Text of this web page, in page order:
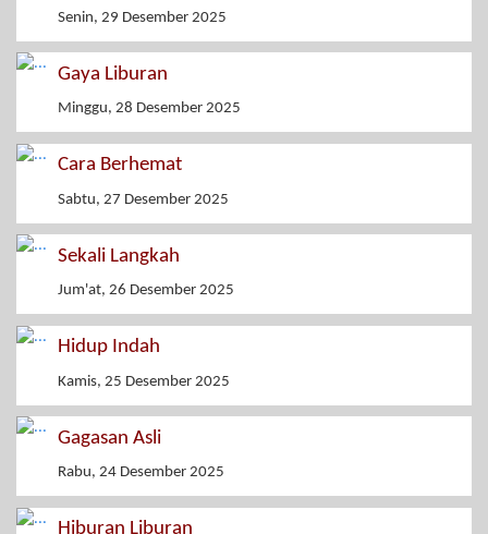
Senin, 29 Desember 2025
Gaya Liburan
Minggu, 28 Desember 2025
Cara Berhemat
Sabtu, 27 Desember 2025
Sekali Langkah
Jum'at, 26 Desember 2025
Hidup Indah
Kamis, 25 Desember 2025
Gagasan Asli
Rabu, 24 Desember 2025
Hiburan Liburan